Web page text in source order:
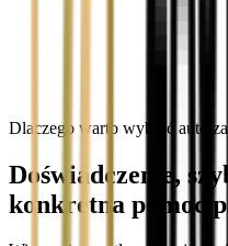
Dlaczego warto wybrać auto
Doświadczenie,
konkretna pomoc